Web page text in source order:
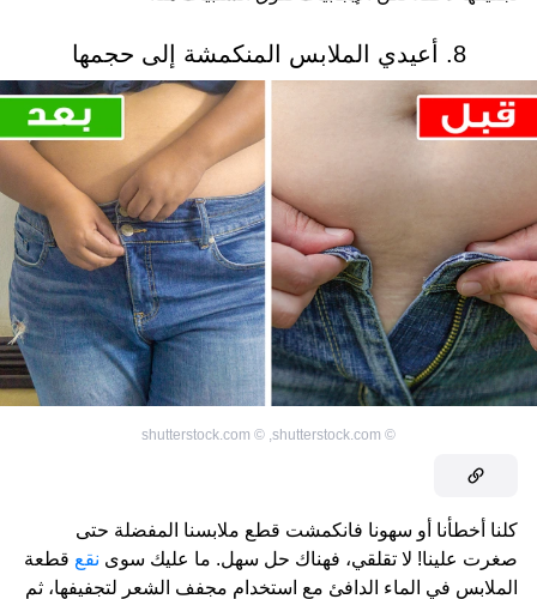
8. أعيدي الملابس المنكمشة إلى حجمها
©
shutterstock.com
,
©
shutterstock.com
كلنا أخطأنا أو سهونا فانكمشت قطع ملابسنا المفضلة حتى
صغرت علينا! لا تقلقي، فهناك حل سهل. ما عليك سوى نقع قطعة
الملابس في الماء الدافئ مع استخدام مجفف الشعر لتجفيفها، ثم